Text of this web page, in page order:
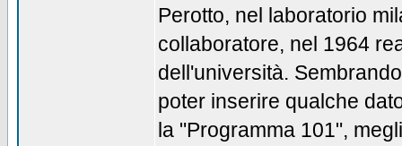
Perotto, nel laboratorio
collaboratore, nel 1964
dell'università.
poter inserire qualche
la "Programma 101",